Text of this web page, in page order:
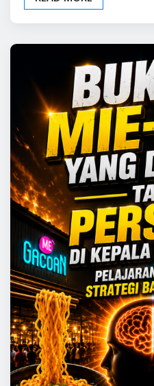
yang jauh lebih berharga
angka…
READ MORE